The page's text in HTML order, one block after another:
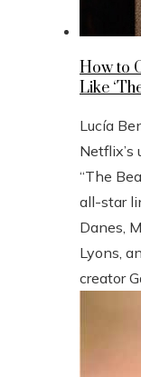
How to
Like
Lucía
Netflix’s
“The
all-star
Danes,
Lyons,
creator